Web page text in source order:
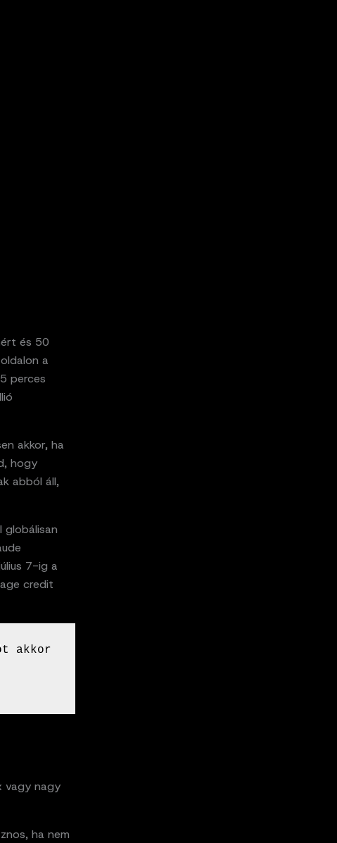
és 50
a
perces
akkor, ha
hogy
abból áll,
globálisan
7-ig a
credit
akkor
vagy nagy
ha nem